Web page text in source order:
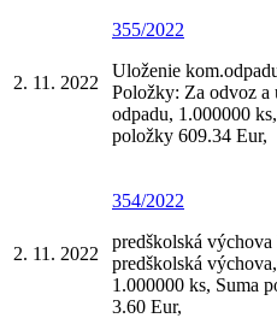
2. 11. 2022
355/2022
Uloženie
Položky: Za odvoz a
odpadu, 1.000000
položky 609.34 Eur,
2. 11. 2022
354/2022
predškolská
predškolská výchova,
1.000000 ks, Suma
3.60 Eur,